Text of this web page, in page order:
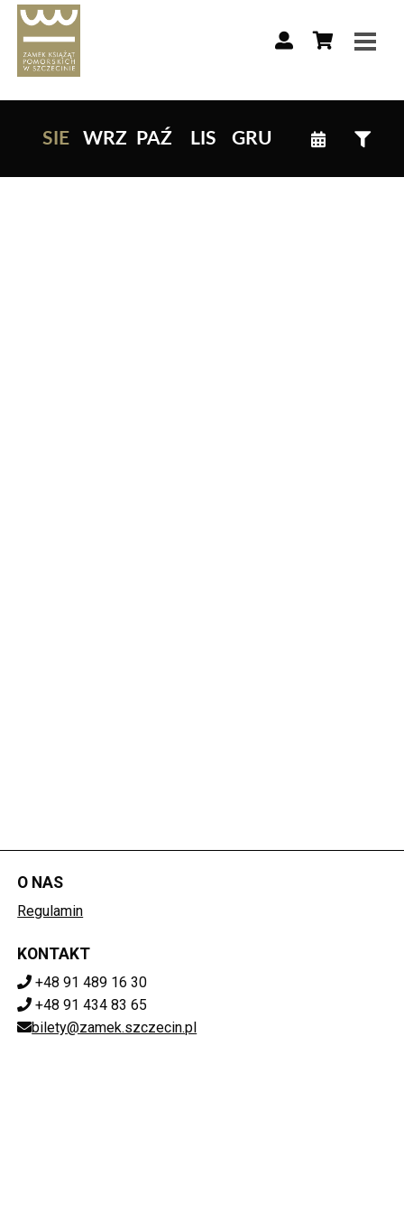
Lista wydarzeń:
SIE WRZ PAŹ LIS GRU
O NAS
Regulamin
KONTAKT
+48 91 489 16 30
+48 91 434 83 65
bilety@zamek.szczecin.pl